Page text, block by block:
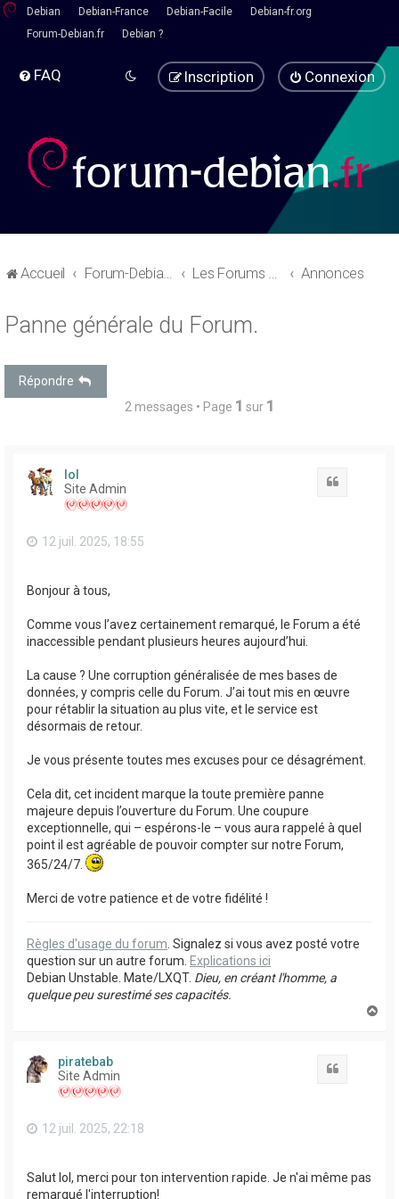
Debian Debian-France Debian-Facile
Debian-fr.org
Forum-Debian.fr
Debian ?
FAQ Connexion
Inscription
Accueil Forum-Debian.fr Les Forums d'aide Annonces
Panne générale du Forum.
Répondre
2 messages • Page 1 sur 1
lol
Site Admin
12 juil. 2025, 18:55
Bonjour à tous,
Comme vous l’avez certainement remarqué, le Forum a été
inaccessible pendant plusieurs heures aujourd’hui.
La cause ? Une corruption généralisée de mes bases de
données, y compris celle du Forum. J’ai tout mis en œuvre
pour rétablir la situation au plus vite, et le service est
désormais de retour.
Je vous présente toutes mes excuses pour ce désagrément.
Cela dit, cet incident marque la toute première panne
majeure depuis l’ouverture du Forum. Une coupure
exceptionnelle, qui – espérons-le – vous aura rappelé à quel
point il est agréable de pouvoir compter sur notre Forum,
365/24/7.
Merci de votre patience et de votre fidélité !
Règles d'usage du forum . Signalez si vous avez posté votre
question sur un autre forum. Explications ici
Debian Unstable. Mate/LXQT. Dieu, en créant l'homme, a
quelque peu surestimé ses capacités.
piratebab
Site Admin
12 juil. 2025, 22:18
Salut lol, merci pour ton intervention rapide. Je n'ai même pas
remarqué l'interruption!